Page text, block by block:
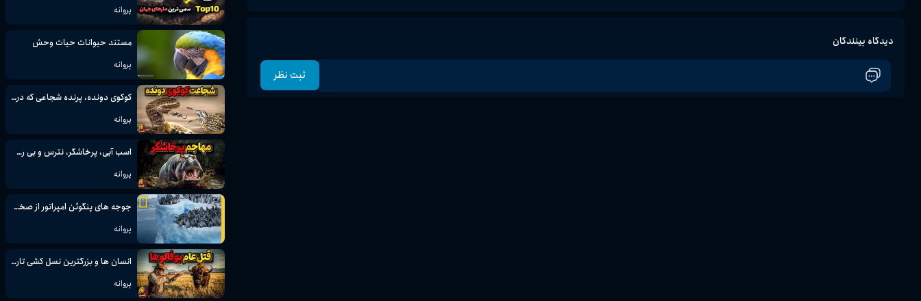
دیدگاه بینندگان
ثبت نظر
پروانه
مستند حیوانات حیات وحش
پروانه
کوکوی دونده، پرنده شجاعی که در موقع خطر قهرمان دو میشود
پروانه
اسب آبی، پرخاشگر، نترس و بی رحم حتی در مقابل پرقدرت ترین ها
پروانه
جوجه های پنگوئن امپراتور از صخره ای 50 فوتی در قطب جنوب پرش می کنند که هرگز برای تلویزیون فیلمبرداری نشده است
پروانه
انسان ها و بزرگترین نسل کشی تاریخ، به خاک و خون کشیدن 60 میلیون بوفالو
پروانه